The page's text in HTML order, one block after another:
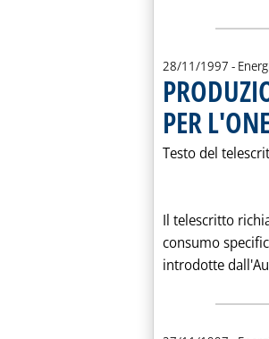
28/11/1997 -
PER
Testo del
Il telescritto
consumo
introdotte